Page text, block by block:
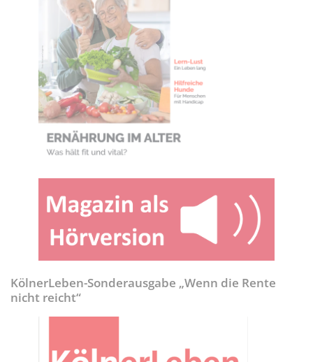
KölnerLeben-Sonderausgabe „Wenn die Rente
nicht reicht“